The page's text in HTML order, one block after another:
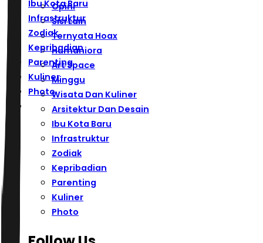
Ibu Kota Baru
Infrastruktur
Zodiak
Kepribadian
Parenting
Kuliner
Photo
Opini
Sisi Lain
Ternyata Hoax
Humaniora
Art Space
Minggu
Wisata Dan Kuliner
Arsitektur Dan Desain
Ibu Kota Baru
Infrastruktur
Zodiak
Kepribadian
Parenting
Kuliner
Photo